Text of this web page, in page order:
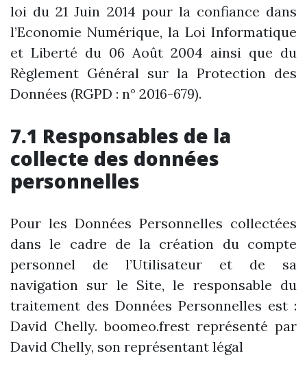
loi du 21 Juin 2014 pour la confiance dans
l’Economie Numérique, la Loi Informatique
et Liberté du 06 Août 2004 ainsi que du
Règlement Général sur la Protection des
Données (RGPD : n° 2016-679).
7.1 Responsables de la
collecte des données
personnelles
Pour les Données Personnelles collectées
dans le cadre de la création du compte
personnel de l’Utilisateur et de sa
navigation sur le Site, le responsable du
traitement des Données Personnelles est :
David Chelly. boomeo.frest représenté par
David Chelly, son représentant légal